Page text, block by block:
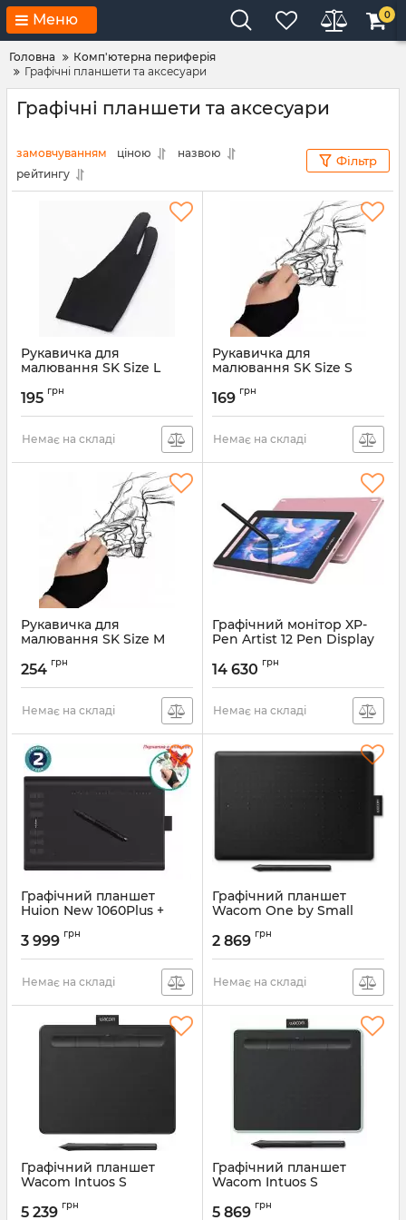
Меню 0
Головна
Комп'ютерна периферія
Графічні планшети та аксесуари
Графічні планшети та аксесуари
замовчуванням ціною
назвою
рейтингу
Фільтр
Рукавичка для
малювання SK Size L
Артикул:
195 грн
Немає на складі
Рукавичка для
малювання SK Size S
Артикул:
169 грн
Немає на складі
Рукавичка для
малювання SK Size M
Артикул:
254 грн
Немає на складі
Графічний монітор XP-
Pen Artist 12 Pen Display
(JPCD120FH_PK)
Артикул: JPCD120FH_PK
14 630 грн
Немає на складі
Графічний планшет
Huion New 1060Plus +
Артикул:
3 999 грн
Немає на складі
Графічний планшет
Wacom One by Small
Артикул:
2 869 грн
Немає на складі
Графічний планшет
Wacom Intuos S
4100WLK-N)
5 239 грн
Графічний планшет
Wacom Intuos S
4100WLE-N)
5 869 грн